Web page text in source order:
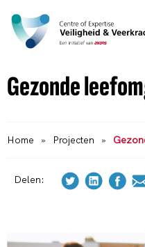
Gezonde
Home » Projecten »
Delen: